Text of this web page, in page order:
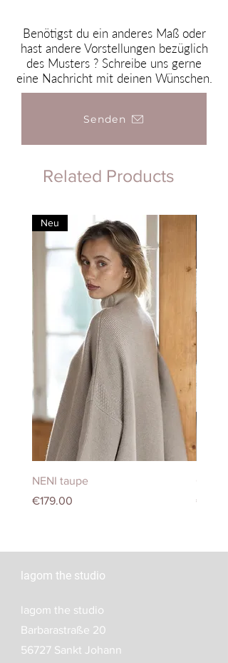
Benötigst du ein anderes Maß oder
hast andere Vorstellungen bezüglich
des Musters ? Schreibe uns gerne
eine Nachricht mit deinen Wünschen.
Senden
Related Products
Neu
NENI taupe
Price
€179.00
Price
lagom the studio
lagom the studio
Barbarastraße 20
56727 Sankt Johann